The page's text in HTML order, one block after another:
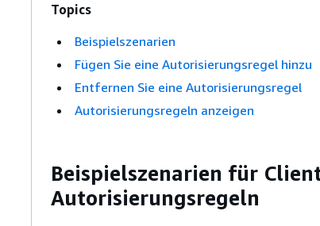
Topics
Beispielszenarien
Fügen Sie eine Autorisierungsregel hinzu
Entfernen Sie eine Autorisierungsregel
Autorisierungsregeln anzeigen
Beispielszenarien für
Autorisierungsregeln